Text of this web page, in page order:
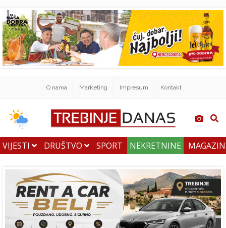
O nama Marketing Impresum Kontakt
VIJESTI DRUŠTVO SPORT NEKRETNINE